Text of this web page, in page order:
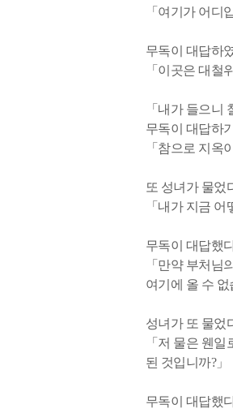
「여기가 어디
무독이 대답하
「이곳은 대철
「내가 들으니
무독이 대답하
「참으로 지옥
또 성녀가 물었
「내가 지금
무독이 대답했
「만약 부처님
여기에 올 수
성녀가 또 물었
「저 물은 웬
된 것입니까?」
무독이 대답했